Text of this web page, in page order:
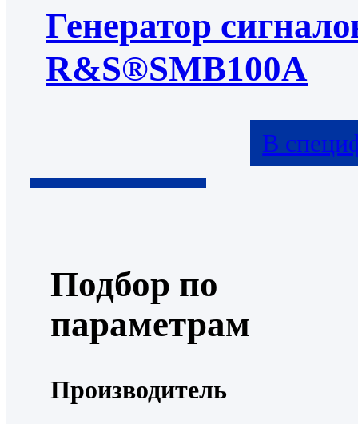
Генератор
R&S®SMB100A
В
Подбор по
параметрам
Производитель